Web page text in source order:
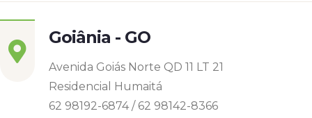
Goiânia - GO
Avenida Goiás Norte QD 11 LT 21
Residencial Humaitá
62 98192-6874 / 62 98142-8366